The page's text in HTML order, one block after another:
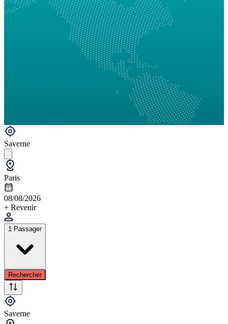
Saverne
Paris
08/08/2026
+ Revenir
1 Passager
Rechercher
Saverne